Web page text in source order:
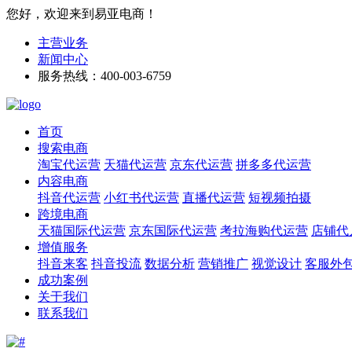
您好，欢迎来到易亚电商！
主营业务
新闻中心
服务热线：400-003-6759
首页
搜索电商
淘宝代运营 天猫代运营 京东代运营 拼多多代运营
内容电商
抖音代运营 小红书代运营 直播代运营 短视频拍摄
跨境电商
天猫国际代运营 京东国际代运营 考拉海购代运营 店铺代
增值服务
抖音来客 抖音投流 数据分析 营销推广 视觉设计 客服外
成功案例
关于我们
联系我们